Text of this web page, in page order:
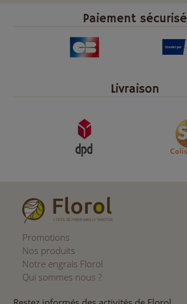
Paiement sécurisé
Livraison
Promotions
Nos produits
Notre engrais Florol
Qui sommes nous ?